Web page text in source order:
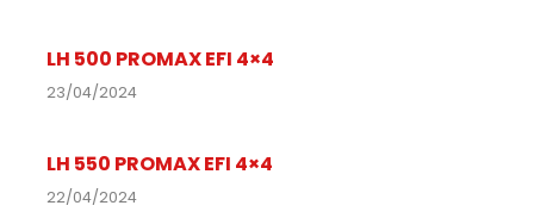
LH 500 PROMAX EFI 4×4
23/04/2024
LH 550 PROMAX EFI 4×4
22/04/2024